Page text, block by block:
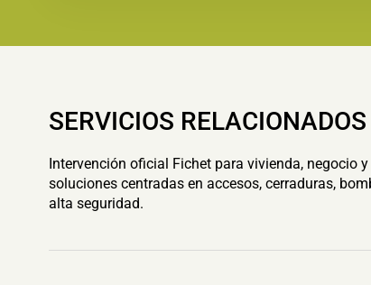
SERVICIOS RELACIONADOS
Intervención oficial Fichet para vivienda, negocio
soluciones centradas en accesos, cerraduras,
alta seguridad.